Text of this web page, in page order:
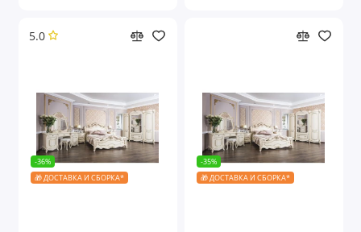
5.0
-36%
🎁 ДОСТАВКА И СБОРКА*
-35%
🎁 ДОСТАВКА И СБОРКА*